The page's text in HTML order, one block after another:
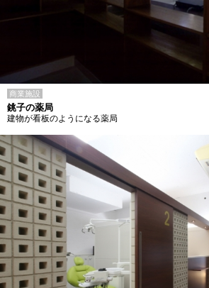
商業施設
銚子の薬局
建物が看板のようになる薬局